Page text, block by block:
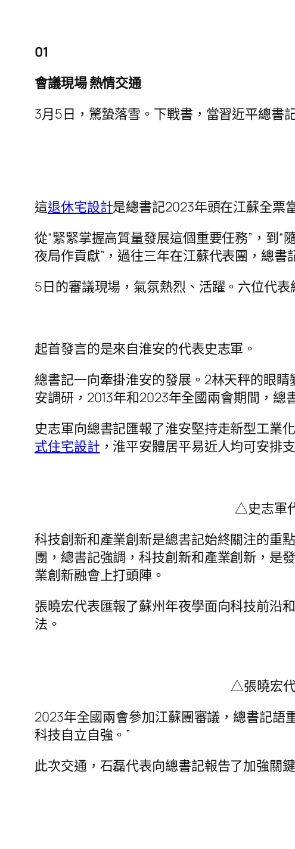
01
會議現場 熱情交通
3月5日，驚蟄落雪。下戰書，當習近平總書
這退休宅設計是總書記2023年頭在江蘇全票
從“緊緊掌握高質量發展這個重要任務”，到“
夜局作貢獻”，過往三年在江蘇代表團，總書
5日的審議現場，氣氛熱烈、活躍。六位代
起首發言的是來自淮安的代表史志軍。
總書記一向牽掛淮安的發展。2林天秤的眼睛
安調研，2013年和2023年全國兩會期間，總
史志軍向總書記匯報了淮安堅持走新型工業
式住宅設計 ，淮平安體居平易近人均可安排
△史志軍
科技創新和產業創新是總書記始終關注的重
團，總書記強調，科技創新和產業創新，是
業創新融會上打頭陣。
張曉宏代表匯報了蘇州年夜學面向科技前沿
法。
△張曉宏
2023年全國兩會參加江蘇團審議，總書記語
科技自立自強。”
此次交通，石磊代表向總書記報告了加強關